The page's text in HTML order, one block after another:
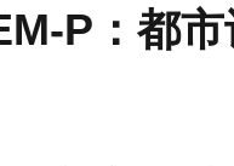
P：都